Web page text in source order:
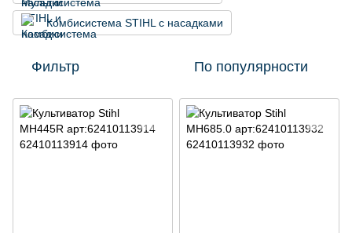
Комбисистема STIHL с насадками
Фильтр По популярности